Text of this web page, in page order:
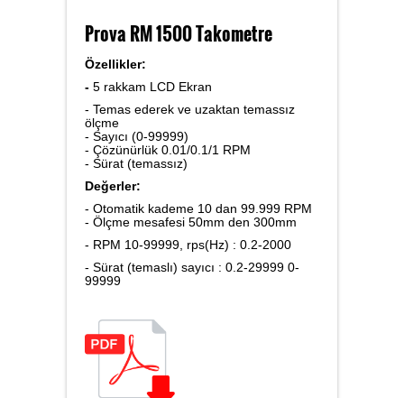
Anemometre
Kalibratör
Karbondioksit Ölçer
Ses Ölçer
Prova RM 1500 Takometre
Özellikler:
- 5 rakkam LCD Ekran
- Temas ederek ve uzaktan temassız
ölçme
- Sayıcı (0-99999)
- Çözünürlük 0.01/0.1/1 RPM
- Sürat (temassız)
Değerler:
- Otomatik kademe 10 dan 99.999 RPM
- Ölçme mesafesi 50mm den 300mm
- RPM 10-99999, rps(Hz) : 0.2-2000
- Sürat (temaslı) sayıcı : 0.2-29999 0-
99999